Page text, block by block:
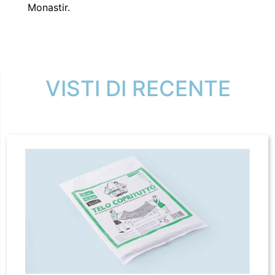
Monastir.
VISTI DI RECENTE